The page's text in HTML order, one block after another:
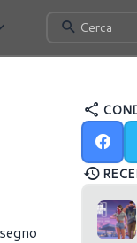
Cerca